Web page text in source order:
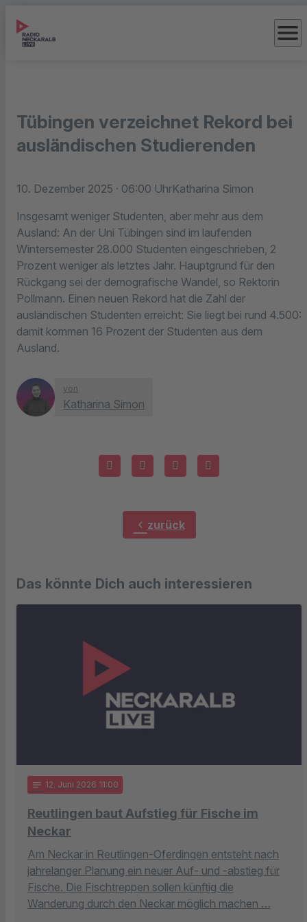
menu
Tübingen verzeichnet Rekord bei
ausländischen Studierenden
10. Dezember 2025 · 06:00 UhrKatharina Simon
Insgesamt weniger Studenten, aber mehr aus dem
Ausland: An der Uni Tübingen sind im laufenden
Wintersemester 28.000 Studenten eingeschrieben, 2
Prozent weniger als letztes Jahr. Hauptgrund für den
Rückgang sei der demografische Wandel, so Rektorin
Pollmann. Einen neuen Rekord hat die Zahl der
ausländischen Studenten erreicht: Sie liegt bei rund 4.500:
damit kommen 16 Prozent der Studenten aus dem
Ausland.
von
Katharina Simon
chevron_left zurück
Das könnte Dich auch interessieren
notes 12. Juni 2026 11:00
Reutlingen baut Aufstieg für Fische im
Neckar
Am Neckar in Reutlingen-Oferdingen entsteht nach
jahrelanger Planung ein neuer Auf- und -abstieg für
Fische. Die Fischtreppen sollen künftig die
Wanderung durch den Neckar möglich machen …